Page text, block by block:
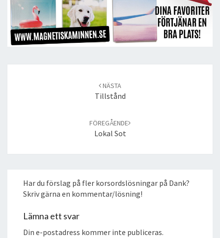
NÄSTA
Tillstånd
FÖREGÅENDE
Lokal Sot
Har du förslag på fler korsordslösningar på Dank?
Skriv gärna en kommentar/lösning!
Lämna ett svar
Din e-postadress kommer inte publiceras.